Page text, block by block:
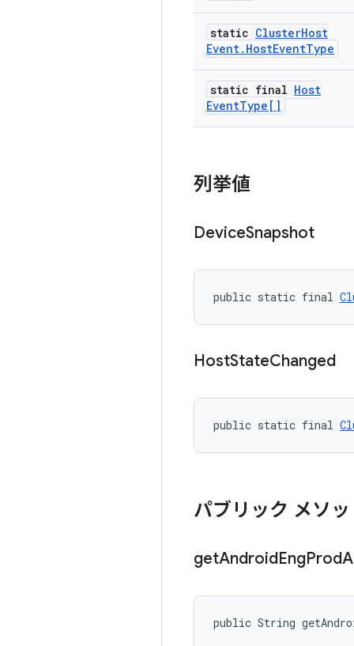
static ClusterHost
Event. HostEventType
static final Host
EventType[]
列挙値
DeviceSnapshot
public static final
HostStateChanged
public static final
パブリック メソッ
getAndroidEngProd
public String